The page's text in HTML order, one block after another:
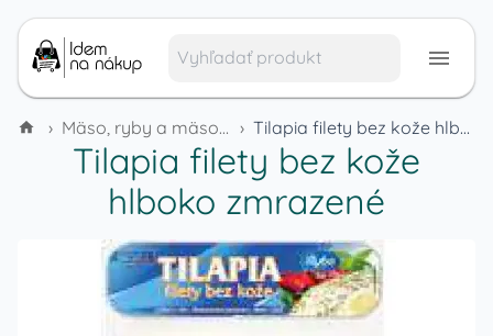
› Mäso, ryby a mäsové výrobky › Tilapia filety bez kože hlboko zmrazené
Tilapia filety bez kože
hlboko zmrazené